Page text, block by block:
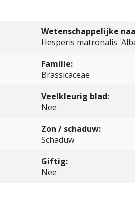
Wetenschappelijke
Hesperis matronalis
Familie:
Brassicaceae
Veelkleurig blad:
Nee
Zon / schaduw:
Schaduw
Giftig:
Nee